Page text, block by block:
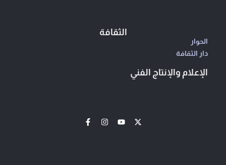
الثقافة
الحوار
دار الثقافة
الإعلام والإنتاج الفني